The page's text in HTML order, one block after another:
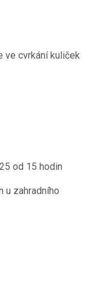
ve cvrkání kuliček
od 15 hodin
u zahradního